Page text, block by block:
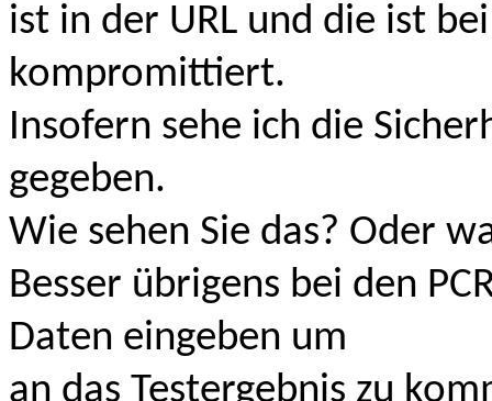
ist in der URL und die ist
kompromittiert.
Insofern sehe ich die
gegeben.
Wie sehen Sie das? Oder
Besser übrigens bei den
Daten eingeben um
an das Testergebnis zu